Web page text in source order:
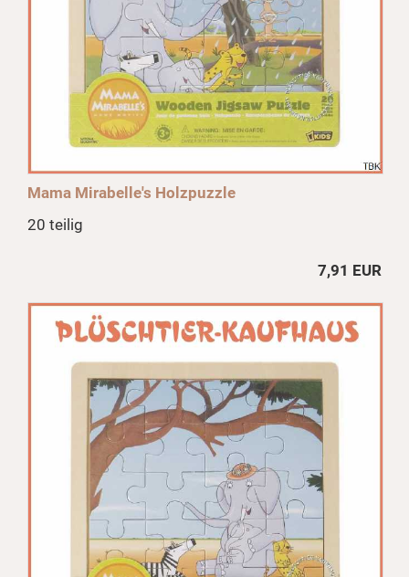
Mama Mirabelle's Holzpuzzle
20 teilig
7,91 EUR